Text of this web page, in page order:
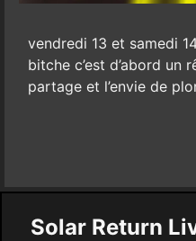
vendredi 13 et samedi
bitche c’est d’abord un
partage et l’envie de
Solar Return